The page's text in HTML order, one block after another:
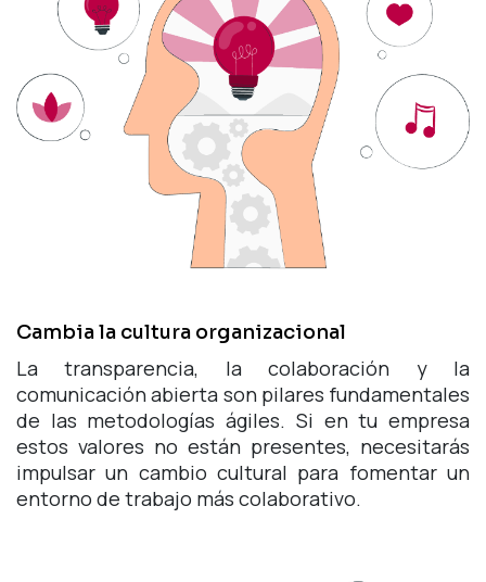
Cambia la cultura organizacional
La transparencia, la colaboración y la
comunicación abierta son pilares fundamentales
de las metodologías ágiles. Si en tu empresa
estos valores no están presentes, necesitarás
impulsar un cambio cultural para fomentar un
entorno de trabajo más colaborativo.